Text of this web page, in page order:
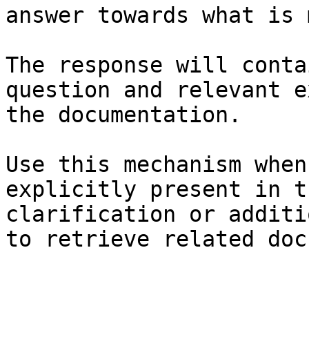
answer towards what
The response will
question and relevant
the documentation.
Use this mechanism
explicitly present in
clarification or